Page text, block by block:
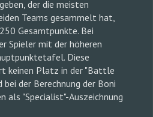
der die meisten
Teams gesammelt hat,
Gesamtpunkte. Bei
Spieler mit der höheren
Diese
keinen Platz in der "Battle
bei der Berechnung der Boni
als "Specialist"-Auszeichnung